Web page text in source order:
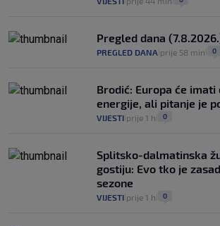
Pregled dana
PREGLED DANA prije 58 min 0
Brodić: Europa će imati
energije, ali pitanje je
VIJESTI prije 1 h 0
Splitsko-dalmatinska
gostiju: Evo tko je
sezone
VIJESTI prije 1 h 0